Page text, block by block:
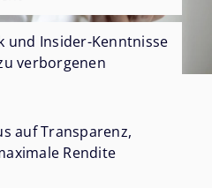
und Insider-Kenntnisse
verborgenen
auf Transparenz,
Rendite